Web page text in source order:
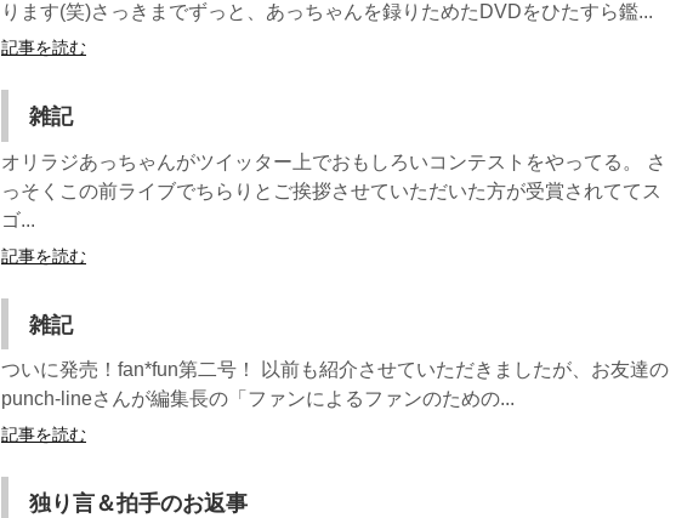
ります(笑)さっきまでずっと、あっちゃんを録りためたDVDをひたすら鑑...
記事を読む
雑記
オリラジあっちゃんがツイッター上でおもしろいコンテストをやってる。 さ
っそくこの前ライブでちらりとご挨拶させていただいた方が受賞されててス
ゴ...
記事を読む
雑記
ついに発売！fan*fun第二号！ 以前も紹介させていただきましたが、お友達の
punch-lineさんが編集長の「ファンによるファンのための...
記事を読む
独り言＆拍手のお返事